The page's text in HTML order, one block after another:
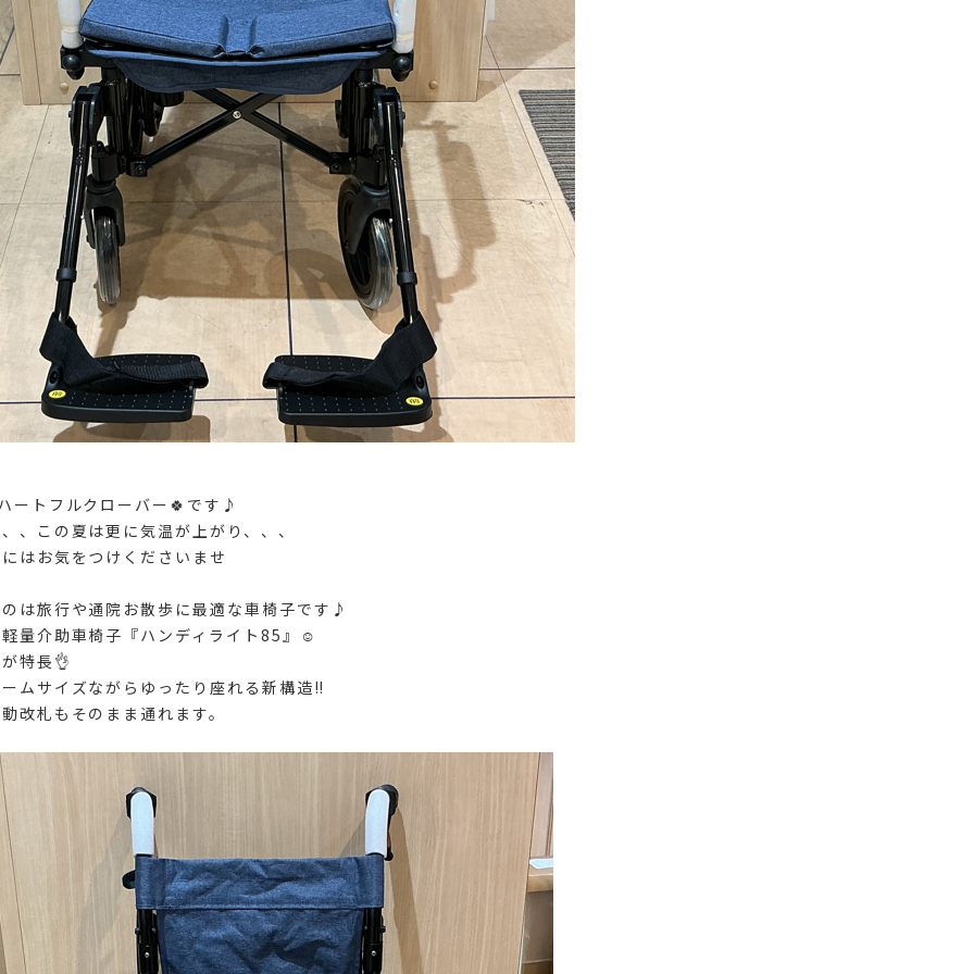
ートフルクローバー🍀です♪
、この夏は更に気温が上がり、、、
はお気をつけくださいませ
は旅行や通院お散歩に最適な車椅子です♪
量介助車椅子『ハンディライト85』☺️
特長👌
ムサイズながらゆったり座れる新構造‼️
改札もそのまま通れます。